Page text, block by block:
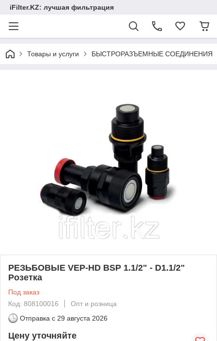
iFilter.KZ: лучшая фильтрация
Товары и услуги БЫСТРОРАЗЪЕМНЫЕ СОЕДИНЕНИЯ
РЕЗЬБОВЫЕ VEP-HD BSP 1.1/2" - D1.1/2"
Розетка
Под заказ
Код: 808100016
Опт и розница
Отправка с 29 августа 2026
Цену уточняйте